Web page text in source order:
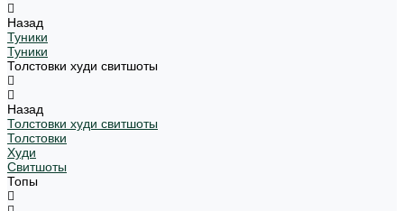
Назад
Туники
Туники
Толстовки худи свитшоты
Назад
Толстовки худи свитшоты
Толстовки
Худи
Свитшоты
Топы